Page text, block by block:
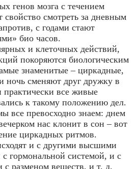
генов мозга с течением
свойство смотреть за дневным
с годами стают
био часов.
и клеточных действий,
покоряются биологическим
знаменитые – циркадные,
ночь сменяют друг дружку в
практически все живые
к такому положению дел.
все превосходно знаем: днем
нас клонит в сон – вот
циркадных ритмов.
и с другими высшими
гормональной системой, и с
разменом веществ, и т. д.